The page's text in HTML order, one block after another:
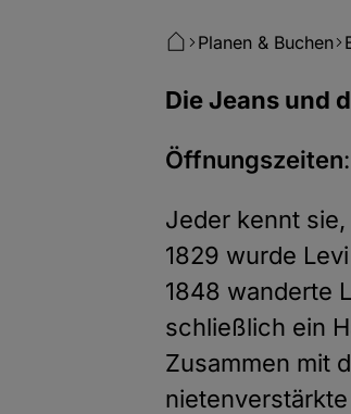
Planen & Buchen
Die Jeans und
Öffnungszeiten:
Jeder kennt
1829 wurde
1848 wanderte
schließlich ein
Zusammen mit